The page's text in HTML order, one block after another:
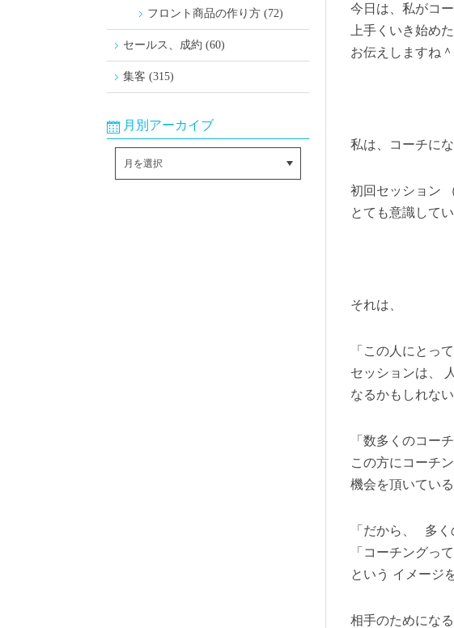
今日は、私がコ
上手くいき始め
お伝えしますね＾
私は、コーチに
初回セッション
とても意識して
それは、
「この人にとっ
セッションは、
なるかもしれない
「数多くのコー
この方にコーチ
機会を頂いてい
「だから、 多
「コーチングっ
という イメー
相手のためにな
フロント商品の作り方 (72)
セールス、成約 (60)
集客 (315)
月別アーカイブ